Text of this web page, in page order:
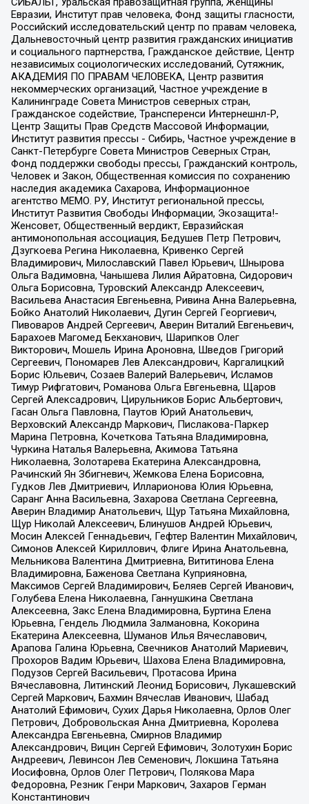
Евразии, Институт прав человека, Фонд защиты гласности,
Российский исследовательский центр по правам человека,
Дальневосточный центр развития гражданских инициатив
и социального партнерства, Гражданское действие, Центр
независимых социологических исследований, Сутяжник,
АКАДЕМИЯ ПО ПРАВАМ ЧЕЛОВЕКА, Центр развития
некоммерческих организаций, Частное учреждение в
Калининграде Совета Министров северных стран,
Гражданское содействие, Трансперенси Интернешнл-Р,
Центр Защиты Прав Средств Массовой Информации,
Институт развития прессы - Сибирь, Частное учреждение в
Санкт-Петербурге Совета Министров Северных Стран,
Фонд поддержки свободы прессы, Гражданский контроль,
Человек и Закон, Общественная комиссия по сохранению
наследия академика Сахарова, Информационное
агентство МЕМО. РУ, Институт региональной прессы,
Институт Развития Свободы Информации, Экозащита!-
Женсовет, Общественный вердикт, Евразийская
антимонопольная ассоциация, Бедушев Петр Петрович,
Дзугкоева Регина Николаевна, Кривенко Сергей
Владимирович, Милославский Павел Юрьевич, Шнырова
Ольга Вадимовна, Чанышева Лилия Айратовна, Сидорович
Ольга Борисовна, Туровский Александр Алексеевич,
Васильева Анастасия Евгеньевна, Ривина Анна Валерьевна,
Бойко Анатолий Николаевич, Дугин Сергей Георгиевич,
Пивоваров Андрей Сергеевич, Аверин Виталий Евгеньевич,
Барахоев Магомед Бекханович, Шарипков Олег
Викторович, Мошель Ирина Ароновна, Шведов Григорий
Сергеевич, Пономарев Лев Александрович, Каргалицкий
Борис Юльевич, Созаев Валерий Валерьевич, Исламов
Тимур Рифгатович, Романова Ольга Евгеньевна, Щаров
Сергей Алексадрович, Цирульников Борис Альбертович,
Гасан Ольга Павловна, Паутов Юрий Анатольевич,
Верховский Александр Маркович, Пислакова-Паркер
Марина Петровна, Кочеткова Татьяна Владимировна,
Чуркина Наталья Валерьевна, Акимова Татьяна
Николаевна, Золотарева Екатерина Александровна,
Рачинский Ян Збигневич, Жемкова Елена Борисовна,
Гудков Лев Дмитриевич, Илларионова Юлия Юрьевна,
Саранг Анна Васильевна, Захарова Светлана Сергеевна,
Аверин Владимир Анатольевич, Щур Татьяна Михайловна,
Щур Николай Алексеевич, Блинушов Андрей Юрьевич,
Мосин Алексей Геннадьевич, Гефтер Валентин Михайлович,
Симонов Алексей Кириллович, Флиге Ирина Анатольевна,
Мельникова Валентина Дмитриевна, Вититинова Елена
Владимировна, Баженова Светлана Куприяновна,
Максимов Сергей Владимирович, Беляев Сергей Иванович,
Голубева Елена Николаевна, Ганнушкина Светлана
Алексеевна, Закс Елена Владимировна, Буртина Елена
Юрьевна, Гендель Людмила Залмановна, Кокорина
Екатерина Алексеевна, Шуманов Илья Вячеславович,
Арапова Галина Юрьевна, Свечников Анатолий Мариевич,
Прохоров Вадим Юрьевич, Шахова Елена Владимировна,
Подузов Сергей Васильевич, Протасова Ирина
Вячеславовна, Литинский Леонид Борисович, Лукашевский
Сергей Маркович, Бахмин Вячеслав Иванович, Шабад
Анатолий Ефимович, Сухих Дарья Николаевна, Орлов Олег
Петрович, Добровольская Анна Дмитриевна, Королева
Александра Евгеньевна, Смирнов Владимир
Александрович, Вицин Сергей Ефимович, Золотухин Борис
Андреевич, Левинсон Лев Семенович, Локшина Татьяна
Иосифовна, Орлов Олег Петрович, Полякова Мара
Федоровна, Резник Генри Маркович, Захаров Герман
Константинович